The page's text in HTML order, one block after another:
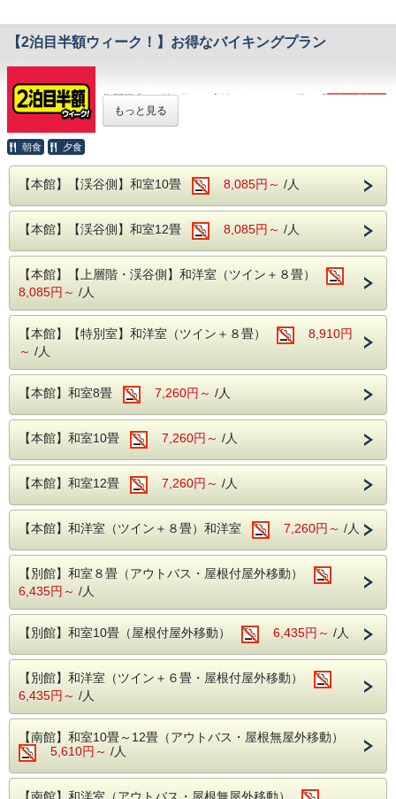
(日程により対応いたしかねる場合もございます。)
■（重要）予約上の注意※必ずお読み下さい
ます。
ずれかの身分証明書をご持参ください。
・マイナンバーカード
・クレジットカード
・その他、公的に身分証と認められるもの
【温 泉】
アルカリ性単純温泉となっております。
健康増進や冷え性などに効果抜群！
小さいお子様から大人までご利用いただける温泉と
なっております！
※乳幼児のお子様用に男性・女性風呂にベビーバス
・カラオケ※一部有料あり
・卓球
上記の施設はご宿泊日当日の13時よりフロントにて
※電話ではお受けしておりません。
【2泊目半額ウィーク！】お得なバイキングプラン
期間限定、2泊3日のご宿泊がとってもお得な「2泊目半額ウ
ィーク
」
ております。
表記の金額から割引はされません。
例）1泊目8,800円(消費税込9,680円) 2泊目4,400円(消費税
2泊合計13,200円（消費税込14520円)を2日間に分けて
表記金額は「1泊あたり6,600円(消費税込
※お部屋のタイプによって料金が変わる場
合がございますのでご了承ください。
当プランのお食事は、朝夕ともにバイキングでのご提供で
す。
ご夕食のバイキングは60種類以上と種類豊富♪
当ホテルの温泉は、2種類の温泉をブレンドした温泉となり
ます。
四季折々にお楽しみ頂けます♪
もっと見る
朝食 夕食
【本館】【渓谷側】和室10畳 8,085円～ /人
【本館】【渓谷側】和室12畳 8,085円～ /人
【本館】【上層階・渓谷側】和洋室（ツイン＋８畳）
8,085円～ /人
【本館】【特別室】和洋室（ツイン＋８畳）
8,910円
～ /人
【本館】和室8畳 7,260円～ /人
【本館】和室10畳 7,260円～ /人
【本館】和室12畳 7,260円～ /人
【本館】和洋室（ツイン＋８畳）和洋室 7,260円～ /人
【別館】和室８畳（アウトバス・屋根付屋外移動）
6,435円～ /人
【別館】和室10畳（屋根付屋外移動） 6,435円～ /人
【別館】和洋室（ツイン＋６畳・屋根付屋外移動）
6,435円～ /人
【南館】和室10畳～12畳（アウトバス・屋根無屋外移動）
5,610円～ /人
【南館】和洋室（アウトバス・屋根無屋外移動）